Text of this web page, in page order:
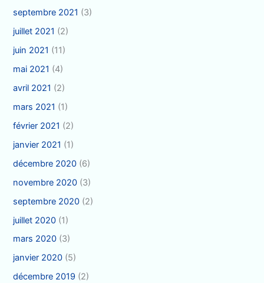
septembre 2021 (3)
juillet 2021 (2)
juin 2021 (11)
mai 2021 (4)
avril 2021 (2)
mars 2021 (1)
février 2021 (2)
janvier 2021 (1)
décembre 2020 (6)
novembre 2020 (3)
septembre 2020 (2)
juillet 2020 (1)
mars 2020 (3)
janvier 2020 (5)
décembre 2019 (2)